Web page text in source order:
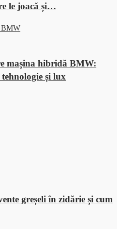
le joacă și…
mașina hibridă BMW:
și lux
greșeli în zidărie și cum